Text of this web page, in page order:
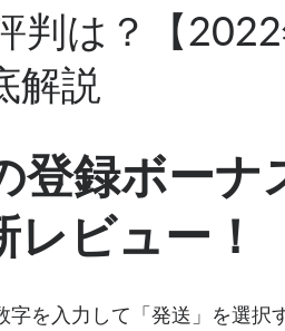
判は？【
解説
登録ボーナ
ビュー！
を入力して「発送」を選択